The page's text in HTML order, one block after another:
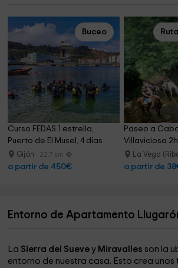
Buceo
Curso FEDAS 1 estrella,
Puerto de El Musel, 4 días
Gijón 22.7 km
a partir de 450€
Paseo a
Villaviciosa 2h
La Vega
a partir de
Entorno de Apartamento Llugarón
La Sierra del Sueve y Miravalles son la
entorno de nuestra casa. Esto crea unos